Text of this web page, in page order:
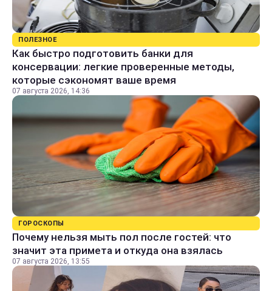
ПОЛЕЗНОЕ
Как быстро подготовить банки для
консервации: легкие проверенные методы,
которые сэкономят ваше время
07 августа 2026, 14:36
ГОРОСКОПЫ
Почему нельзя мыть пол после гостей: что
значит эта примета и откуда она взялась
07 августа 2026, 13:55